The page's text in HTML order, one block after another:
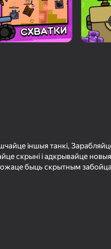
Аркады
Баявікі
Яндэкс Гульняў
гульцоў
падрабязна аб гульні
іншыя танкі,
скрыні і адкрывайце новыя
быць скрытным